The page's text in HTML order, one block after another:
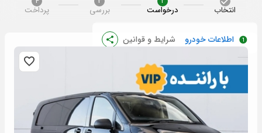
انتخاب درخواست بررسی پرداخت
اطلاعات خودرو شرایط و قوانین